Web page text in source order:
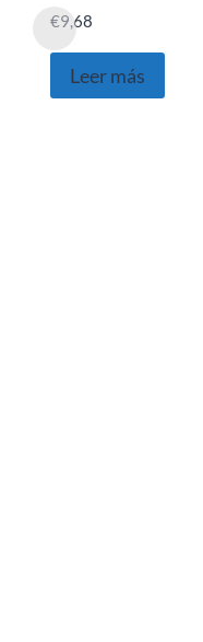
€9,68
Leer más